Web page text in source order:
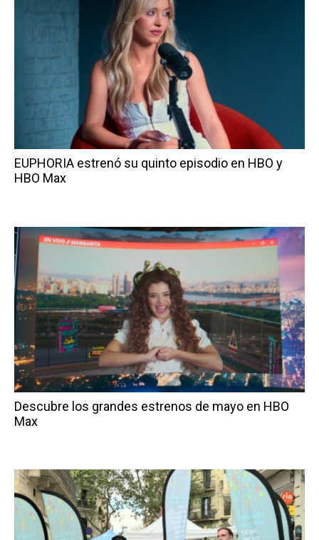
EUPHORIA estrenó su quinto episodio en HBO y
HBO Max
Descubre los grandes estrenos de mayo en HBO
Max